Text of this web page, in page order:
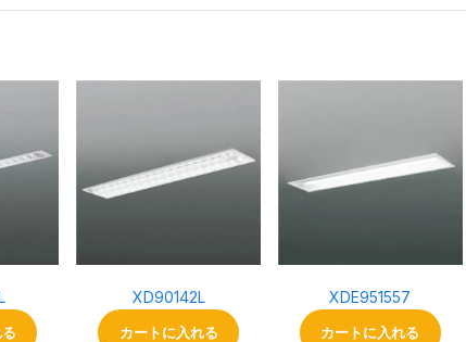
XD90142L
カートに入れる
XDE951557
カートに入れる